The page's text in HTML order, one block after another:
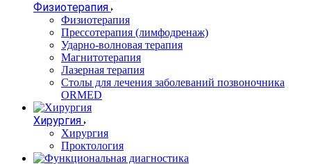
Физиотерапия
Физиотерапия
Прессотерапия (лимфодренаж)
Ударно-волновая терапия
Магнитотерапия
Лазерная терапия
Столы для лечения заболеваний позвоночника
ORMED
Хирургия
Хирургия
Проктология